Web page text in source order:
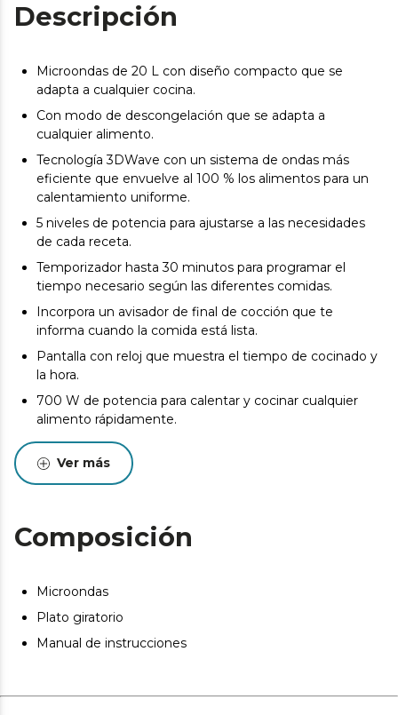
Descripción
Microondas de 20 L con diseño compacto que se
adapta a cualquier cocina.
Con modo de descongelación que se adapta a
cualquier alimento.
Tecnología 3DWave con un sistema de ondas más
eficiente que envuelve al 100 % los alimentos para un
calentamiento uniforme.
5 niveles de potencia para ajustarse a las necesidades
de cada receta.
Temporizador hasta 30 minutos para programar el
tiempo necesario según las diferentes comidas.
Incorpora un avisador de final de cocción que te
informa cuando la comida está lista.
Pantalla con reloj que muestra el tiempo de cocinado y
la hora.
700 W de potencia para calentar y cocinar cualquier
alimento rápidamente.
Ver más
Composición
Microondas
Plato giratorio
Manual de instrucciones